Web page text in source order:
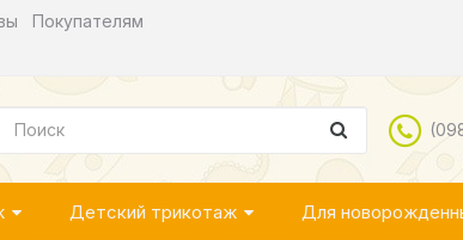
Покупателям
Детский трикотаж Для